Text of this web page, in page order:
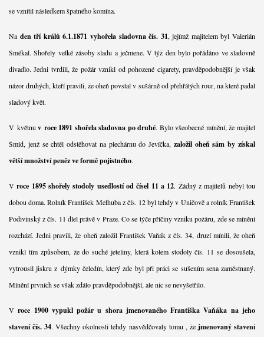
se vznítil následkem špatného komína.
Na den tří králů 6.1.1871 vyhořela sladovna čís. 31, jejímž majitelem byl Valerián
Smékal. Shořely velké zásoby sladu a ječmene. V týž den bylo pořádáno ve sladovně
divadlo. Jedni tvrdili, že požár vznikl od pohozené cigarety, pravděpodobnější je však
názor druhých, kteří pravili, že oheň povstal v sušárně od přehřátých rour, na které padal
sladový květ.
V květnuv roce 1891 shořela sladovna po druhé. Bylo všeobecné mínění, že majitel
Šmíd, jenž se chtěl odstěhovat na plechárnu do Jevíčka, založil oheň sám by získal
větší množství peněz ve formě pojistného.
Vroce 1895 shořely stodoly usedlostí od čísel 11 a 12. Žádný z majitelů nebyl tou
dobou doma. Rolník František Melhuba z čís. 12 byl tehdy v Uničově a rolník František
Podivinský z čís. 11 dlel právě v Praze. Co se týče příčiny vzniku požáru, zde se mínění
rozchází. Jedni pravili, že oheň založil František Vaňák z čís. 34, druzí mínili, že oheň
vznikl tím způsobem, že do suché jeteliny, která kolem stodoly čís. 11 se dosoušela,
vytrousil jiskru z dýmky čeledín, který zde byl při práci se sušením sena zaměstnaný.
Mínění prvních se však zdálo pravděpodobnější, ale nic se nevyšetřilo.
Vroce 1900 vypukl požár u shora jmenovaného Františka Vaňáka na jeho
stavení čís. 34. Všechny okolnosti tehdy nasvědčovaly tomu , že jmenovaný stavení